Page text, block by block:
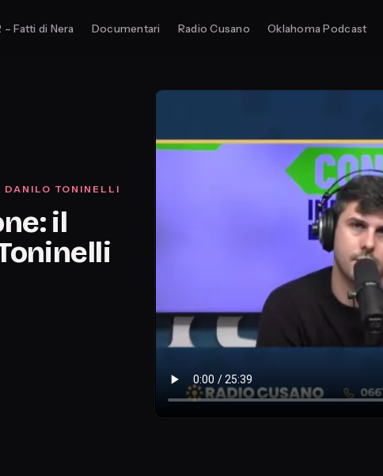
– Fatti di Nera Documentari Radio Cusano Oklahoma Podcast
DANILO TONINELLI
il